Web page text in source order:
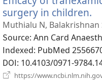
surgery in children.
로
운
창
열
Muthialu N, Balakrishnan
Source‎: Ann Card
Indexed‎: PubMed
DOI‎: 10.4103/0971-
https://